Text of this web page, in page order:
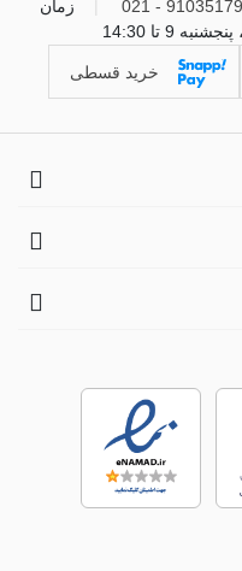
91035179 - 021
زمان
خرید قسطی